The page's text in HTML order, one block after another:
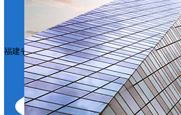
福建省港达玻璃制品有限公司